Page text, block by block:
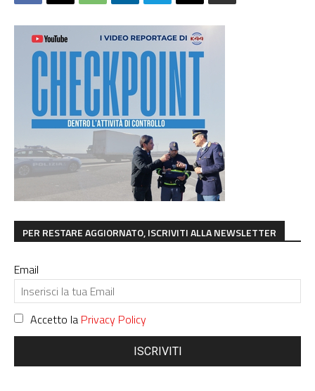
PER RESTARE AGGIORNATO, ISCRIVITI ALLA NEWSLETTER
Email
Accetto la Privacy Policy
ISCRIVITI